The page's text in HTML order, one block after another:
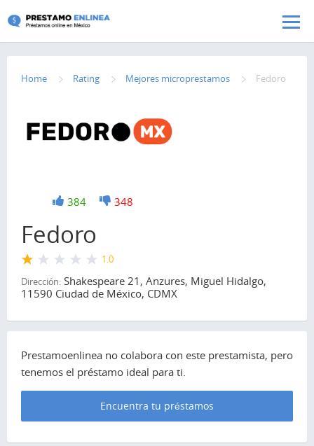
Pasar al contenido principal
Home Rating Mejores microprestamos Fedoro
+1 384 -1 348
Fedoro
1.0
Dirección: Shakespeare 21, Anzures, Miguel Hidalgo,
11590 Ciudad de México, CDMX
Prestamoenlinea no colabora con este prestamista, pero
tenemos el préstamo ideal para ti.
Encuentra tu préstamos